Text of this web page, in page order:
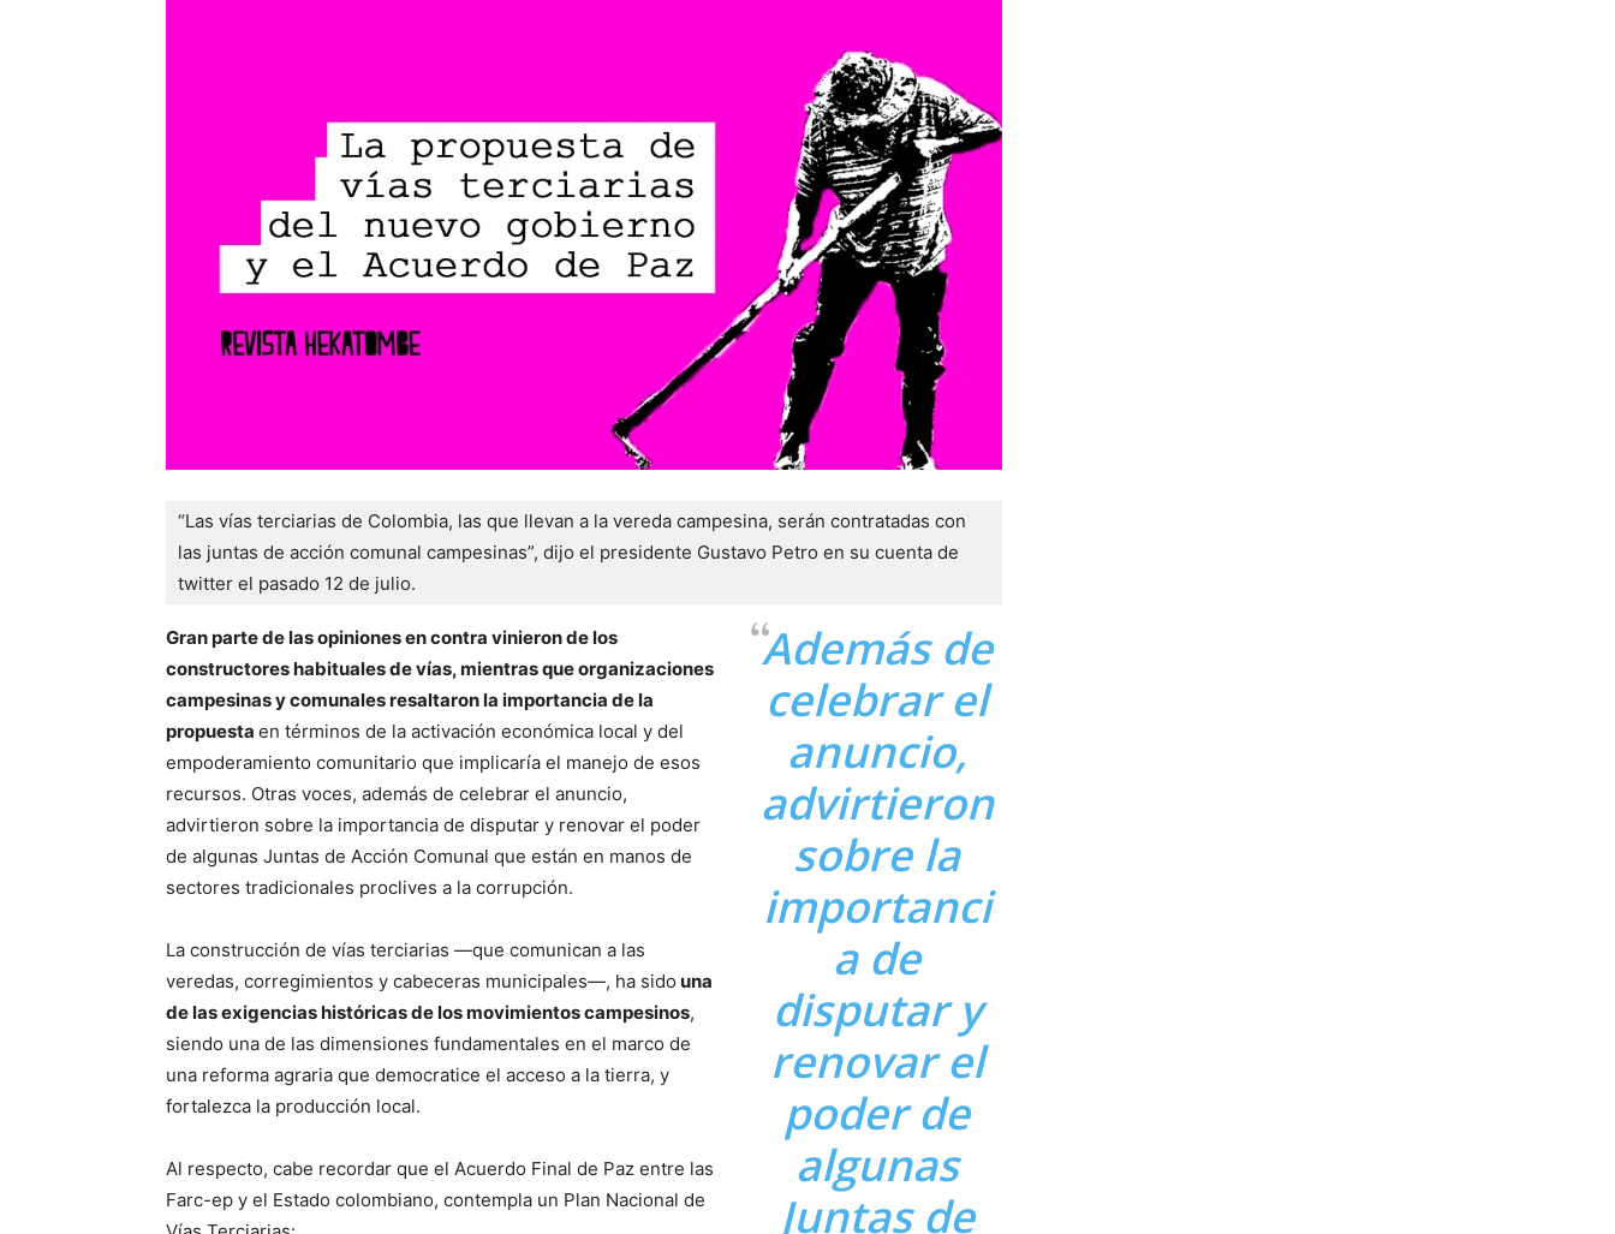
“Las vías terciarias de Colombia, las que llevan a la vereda campesina, serán contratadas con
las juntas de acción comunal campesinas”, dijo el presidente Gustavo Petro en su cuenta de
twitter el pasado 12 de julio.
Además de
celebrar el
anuncio,
advirtieron
sobre la
importanci
a de
disputar y
renovar el
poder de
algunas
Juntas de
Gran parte de las opiniones en contra vinieron de los
constructores habituales de vías, mientras que organizaciones
campesinas y comunales resaltaron la importancia de la
propuesta en términos de la activación económica local y del
empoderamiento comunitario que implicaría el manejo de esos
recursos. Otras voces, además de celebrar el anuncio,
advirtieron sobre la importancia de disputar y renovar el poder
de algunas Juntas de Acción Comunal que están en manos de
sectores tradicionales proclives a la corrupción.
La construcción de vías terciarias —que comunican a las
veredas, corregimientos y cabeceras municipales—, ha sido una
de las exigencias históricas de los movimientos campesinos,
siendo una de las dimensiones fundamentales en el marco de
una reforma agraria que democratice el acceso a la tierra, y
fortalezca la producción local.
Al respecto, cabe recordar que el Acuerdo Final de Paz entre las
Farc-ep y el Estado colombiano, contempla un Plan Nacional de